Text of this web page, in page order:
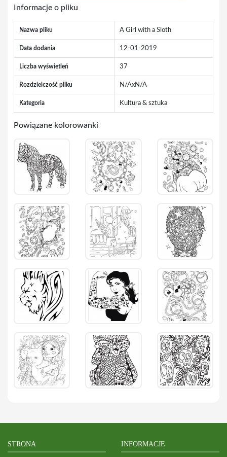
Informacje o pliku
Nazwa pliku A Girl with a Sloth
Data dodania 12-01-2019
Liczba wyświetleń 37
Rozdzielczość pliku N/AxN/A
Kategoria Kultura & sztuka
Powiązane kolorowanki
STRONA INFORMACJE